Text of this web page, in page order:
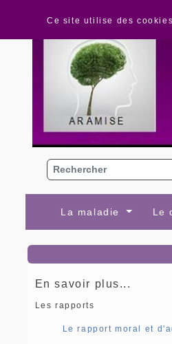
La maladie Le
En savoir plus...
Les rapports
Le rapport moral et
Ce site utilise des